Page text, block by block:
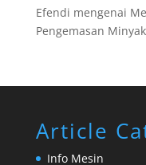
Efendi mengenai
Pengemasan
Article
Info Mesin